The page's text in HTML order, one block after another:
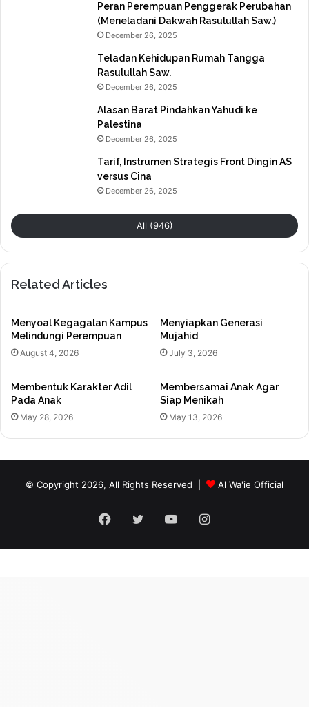
Peran Perempuan Penggerak Perubahan
(Meneladani Dakwah Rasulullah Saw.)
December 26, 2025
Teladan Kehidupan Rumah Tangga
Rasulullah Saw.
December 26, 2025
Alasan Barat Pindahkan Yahudi ke
Palestina
December 26, 2025
Tarif, Instrumen Strategis Front Dingin AS
versus Cina
December 26, 2025
All (946)
Related Articles
Menyoal Kegagalan Kampus
Melindungi Perempuan
August 4, 2026
Menyiapkan Generasi
Mujahid
July 3, 2026
Membentuk Karakter Adil
Pada Anak
May 28, 2026
Membersamai Anak Agar
Siap Menikah
May 13, 2026
© Copyright 2026, All Rights Reserved | Al Wa'ie Official
Facebook
Twitter YouTubeInstagram